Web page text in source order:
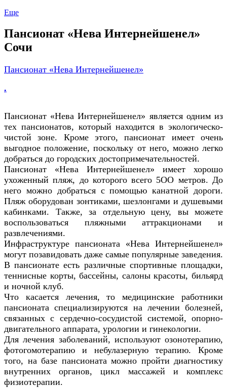
Еще
Пансионат «Нева Интернейшенел»
Сочи
Пансионат «Нева Интернейшенел»
.
Пансионат «Нева Интернейшенел» является одним из
тех пансионатов, который находится в экологическо-
чистой зоне. Кроме этого, пансионат имеет очень
выгодное положение, поскольку от него, можно легко
добраться до городских достопримечательностей.
Пансионат «Нева Интернейшенел» имеет хорошо
ухоженный пляж, до которого всего 5ОО метров. До
него можно добраться с помощью канатной дороги.
Пляж оборудован зонтиками, шезлонгами и душевыми
кабинками. Также, за отдельную цену, вы можете
воспользоваться пляжными аттракционами и
развлечениями.
Инфраструктуре пансионата «Нева Интернейшенел»
могут позавидовать даже самые популярные заведения.
В пансионате есть различные спортивные площадки,
теннисные корты, бассейны, салоны красоты, бильярд
и ночной клуб.
Что касается лечения, то медицинские работники
пансионата специализируются на лечении болезней,
связанных с сердечно-сосудистой системой, опорно-
двигательного аппарата, урологии и гинекологии.
Для лечения заболеваний, используют озонотерапию,
фотогомотерапию и небулазерную терапию. Кроме
того, на базе пансионата можно пройти диагностику
внутренних органов, цикл массажей и комплекс
физиотерапии.